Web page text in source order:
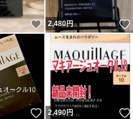
いいね！
2,480円
いいね！
2,490円